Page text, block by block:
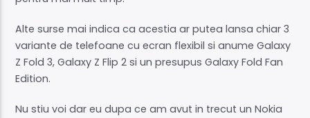
Alte surse mai indica ca acestia ar putea lansa chiar 3
variante de telefoane cu ecran flexibil si anume Galaxy
Z Fold 3, Galaxy Z Flip 2 si un presupus Galaxy Fold Fan
Edition.
Nu stiu voi dar eu dupa ce am avut in trecut un Nokia